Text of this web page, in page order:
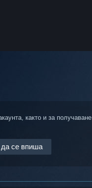
както и за получаване
се впиша